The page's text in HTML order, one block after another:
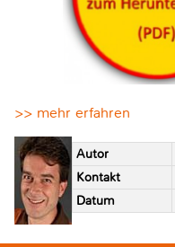
>> mehr erfahren
Autor
Kontakt
Datum